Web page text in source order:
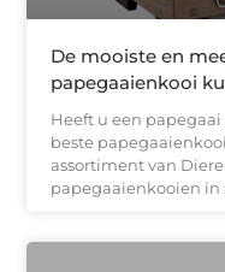
De mooiste en
papegaaienkooi
Heeft u een
beste
assortiment van
papegaaienkooien in